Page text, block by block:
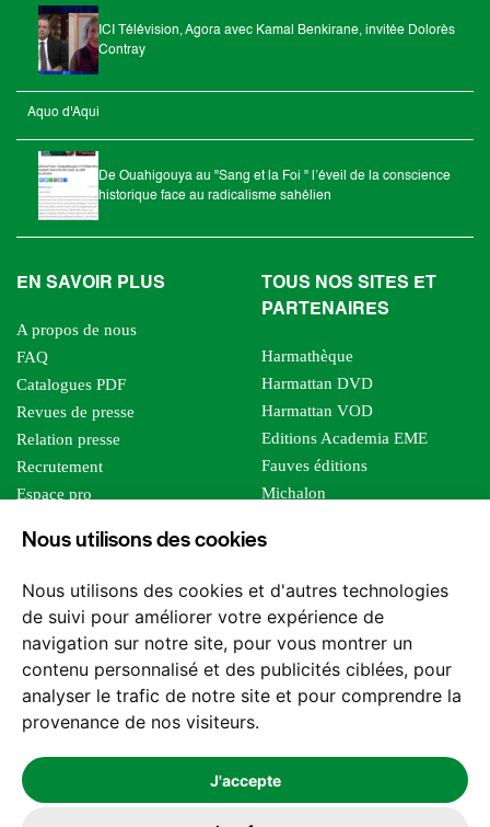
Nous utilisons des cookies
Nous utilisons des cookies et d'autres technologies
de suivi pour améliorer votre expérience de
navigation sur notre site, pour vous montrer un
contenu personnalisé et des publicités ciblées, pour
analyser le trafic de notre site et pour comprendre la
provenance de nos visiteurs.
J'accepte
ICI Télévision, Agora avec Kamal Benkirane, invitée Dolorès
Contray
Aquo d'Aqui
De Ouahigouya au "Sang et la Foi " l’éveil de la conscience
historique face au radicalisme sahélien
EN SAVOIR PLUS
A propos de nous
FAQ
Catalogues PDF
Revues de presse
Relation presse
Recrutement
Espace pro
Foreign rights
TOUS NOS SITES ET
PARTENAIRES
Harmathèque
Harmattan DVD
Harmattan VOD
Editions Academia EME
Fauves éditions
Michalon
Editions Sutton
Les impliqués
Tous les éditeurs
Nos structures
Nous contacter